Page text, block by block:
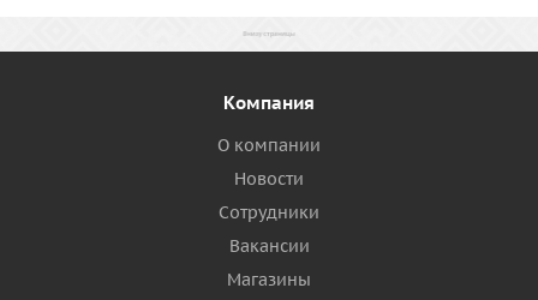
Компания
О компании
Новости
Сотрудники
Вакансии
Магазины